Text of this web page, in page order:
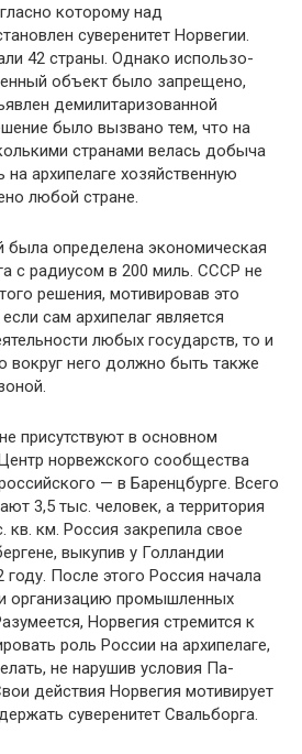
которому над
суверенитет Норвегии.
42 страны. Однако использо­
объект было запре­щено,
демилитари­зованной
было вы­звано тем, что на
странами велась добыча
на архипелаге хозяйственную
любой стране.
была определена эко­номическая
с радиусом в 200 миль. СССР не
решения, мотивировав это
сам архипелаг является
любых государств, то и
вокруг него должно быть также
присутствуют в ос­новном
норвеж­ского сообщества
— в Баренцбурге. Всего
3,5 тыс. человек, а территория
кв. км. Россия закрепила свое
выкупив у Гол­ландии
году. После этого Россия начала
организа­цию промышленных
Норвегия стремится к
роль России на архипелаге,
не нарушив условия Па­
действия Норвегия мотивирует
сувере­нитет Свальборга.